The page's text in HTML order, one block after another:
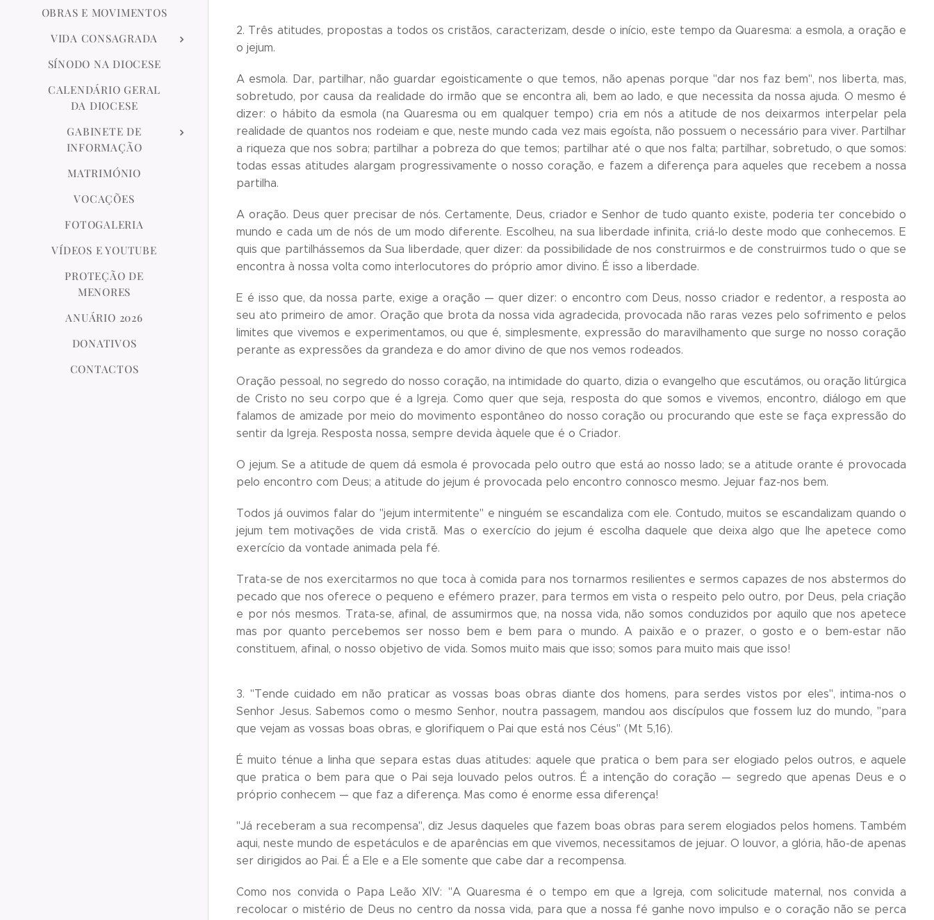
OBRAS E MOVIMENTOS
VIDA CONSAGRADA
SÍNODO NA DIOCESE
CALENDÁRIO GERAL
DA DIOCESE
GABINETE DE
INFORMAÇÃO
MATRIMÓNIO
VOCAÇÕES
FOTOGALERIA
VÍDEOS E YOUTUBE
PROTEÇÃO DE
MENORES
ANUÁRIO 2026
DONATIVOS
CONTACTOS
2. Três atitudes, propostas a todos os cristãos, caracterizam, desde o início, este tempo da Quaresma: a esmola, a oração e
o jejum.
A esmola. Dar, partilhar, não guardar egoisticamente o que temos, não apenas porque "dar nos faz bem", nos liberta, mas,
sobretudo, por causa da realidade do irmão que se encontra ali, bem ao lado, e que necessita da nossa ajuda. O mesmo é
dizer: o hábito da esmola (na Quaresma ou em qualquer tempo) cria em nós a atitude de nos deixarmos interpelar pela
realidade de quantos nos rodeiam e que, neste mundo cada vez mais egoísta, não possuem o necessário para viver. Partilhar
a riqueza que nos sobra; partilhar a pobreza do que temos; partilhar até o que nos falta; partilhar, sobretudo, o que somos:
todas essas atitudes alargam progressivamente o nosso coração, e fazem a diferença para aqueles que recebem a nossa
partilha.
A oração. Deus quer precisar de nós. Certamente, Deus, criador e Senhor de tudo quanto existe, poderia ter concebido o
mundo e cada um de nós de um modo diferente. Escolheu, na sua liberdade infinita, criá-lo deste modo que conhecemos. E
quis que partilhássemos da Sua liberdade, quer dizer: da possibilidade de nos construirmos e de construirmos tudo o que se
encontra à nossa volta como interlocutores do próprio amor divino. É isso a liberdade.
E é isso que, da nossa parte, exige a oração — quer dizer: o encontro com Deus, nosso criador e redentor, a resposta ao
seu ato primeiro de amor. Oração que brota da nossa vida agradecida, provocada não raras vezes pelo sofrimento e pelos
limites que vivemos e experimentamos, ou que é, simplesmente, expressão do maravilhamento que surge no nosso coração
perante as expressões da grandeza e do amor divino de que nos vemos rodeados.
Oração pessoal, no segredo do nosso coração, na intimidade do quarto, dizia o evangelho que escutámos, ou oração litúrgica
de Cristo no seu corpo que é a Igreja. Como quer que seja, resposta do que somos e vivemos, encontro, diálogo em que
falamos de amizade por meio do movimento espontâneo do nosso coração ou procurando que este se faça expressão do
sentir da Igreja. Resposta nossa, sempre devida àquele que é o Criador.
O jejum. Se a atitude de quem dá esmola é provocada pelo outro que está ao nosso lado; se a atitude orante é provocada
pelo encontro com Deus; a atitude do jejum é provocada pelo encontro connosco mesmo. Jejuar faz-nos bem.
Todos já ouvimos falar do "jejum intermitente" e ninguém se escandaliza com ele. Contudo, muitos se escandalizam quando o
jejum tem motivações de vida cristã. Mas o exercício do jejum é escolha daquele que deixa algo que lhe apetece como
exercício da vontade animada pela fé.
Trata-se de nos exercitarmos no que toca à comida para nos tornarmos resilientes e sermos capazes de nos abstermos do
pecado que nos oferece o pequeno e efémero prazer, para termos em vista o respeito pelo outro, por Deus, pela criação
e por nós mesmos. Trata-se, afinal, de assumirmos que, na nossa vida, não somos conduzidos por aquilo que nos apetece
mas por quanto percebemos ser nosso bem e bem para o mundo. A paixão e o prazer, o gosto e o bem-estar não
constituem, afinal, o nosso objetivo de vida. Somos muito mais que isso; somos para muito mais que isso!
3. "Tende cuidado em não praticar as vossas boas obras diante dos homens, para serdes vistos por eles", intima-nos o
Senhor Jesus. Sabemos como o mesmo Senhor, noutra passagem, mandou aos discípulos que fossem luz do mundo, "para
que vejam as vossas boas obras, e glorifiquem o Pai que está nos Céus" (Mt 5,16).
É muito ténue a linha que separa estas duas atitudes: aquele que pratica o bem para ser elogiado pelos outros, e aquele
que pratica o bem para que o Pai seja louvado pelos outros. É a intenção do coração — segredo que apenas Deus e o
próprio conhecem — que faz a diferença. Mas como é enorme essa diferença!
"Já receberam a sua recompensa", diz Jesus daqueles que fazem boas obras para serem elogiados pelos homens. Também
aqui, neste mundo de espetáculos e de aparências em que vivemos, necessitamos de jejuar. O louvor, a glória, hão-de apenas
ser dirigidos ao Pai. É a Ele e a Ele somente que cabe dar a recompensa.
Como nos convida o Papa Leão XIV: "A Quaresma é o tempo em que a Igreja, com solicitude maternal, nos convida a
recolocar o mistério de Deus no centro da nossa vida, para que a nossa fé ganhe novo impulso e o coração não se perca